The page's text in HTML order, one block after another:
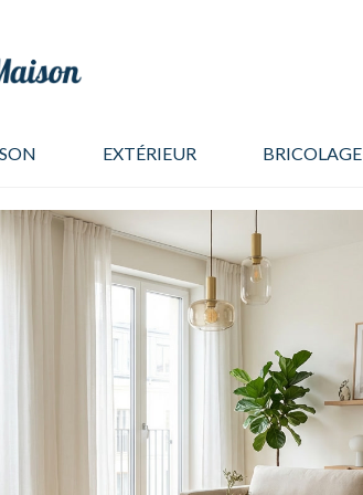
EXTÉRIEUR BRICOLAGE